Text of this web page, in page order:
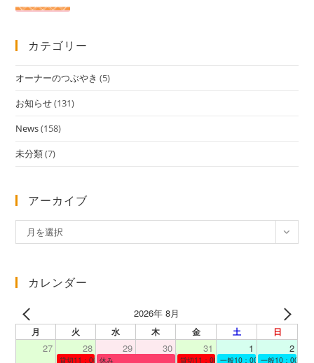
カテゴリー
オーナーのつぶやき (5)
お知らせ(131)
News(158)
未分類(7)
アーカイブ
ー
イ
月を選択
カレンダー
2026年 8月
月 火 水 木 金 土 日
27 28 29 30 31 1 2
貸切11：00～12：00
休み 貸切11：00～12：00一般10：00～19：00
一般10：00～